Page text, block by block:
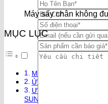
Máy sấy chân không
MỤC LỤC
Máy sấy chân không
Ứng dụng của máy sấy
Ưu điểm máy sấy chân
SUNSAY trở nên vượt trội